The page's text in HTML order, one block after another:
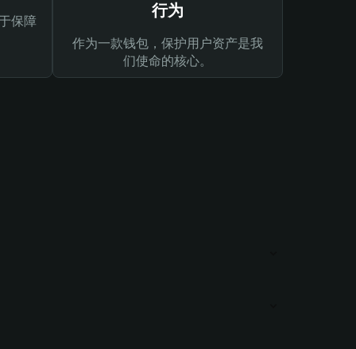
保障
行为
作为一款钱包，保护用户资产是我
们使命的核心。